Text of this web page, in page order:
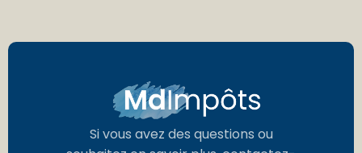
Si vous avez des questions ou